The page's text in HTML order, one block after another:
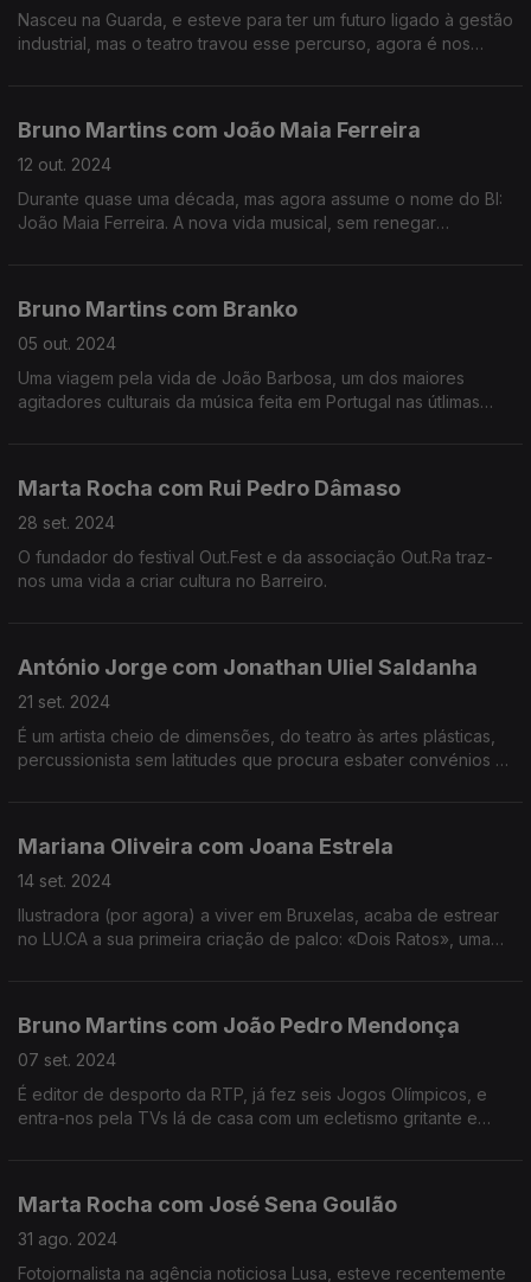
Nasceu na Guarda, e esteve para ter um futuro ligado à gestão
industrial, mas o teatro travou esse percurso, agora é nos
Bruno Martins com João Maia Ferreira
12 out. 2024
Durante quase uma década, mas agora assume o nome do BI:
João Maia Ferreira. A nova vida musical, sem renegar
Bruno Martins com Branko
05 out. 2024
Uma viagem pela vida de João Barbosa, um dos maiores
agitadores culturais da música feita em Portugal nas útlimas
Marta Rocha com Rui Pedro Dâmaso
28 set. 2024
O fundador do festival Out.Fest e da associação Out.Ra traz-
nos uma vida a criar cultura no Barreiro.
António Jorge com Jonathan Uliel Saldanha
21 set. 2024
É um artista cheio de dimensões, do teatro às artes plásticas,
percussionista sem latitudes que procura esbater convénios e
Mariana Oliveira com Joana Estrela
14 set. 2024
Ilustradora (por agora) a viver em Bruxelas, acaba de estrear
no LU.CA a sua primeira criação de palco: «Dois Ratos», uma
Bruno Martins com João Pedro Mendonça
07 set. 2024
É editor de desporto da RTP, já fez seis Jogos Olímpicos, e
entra-nos pela TVs lá de casa com um ecletismo gritante e
Marta Rocha com José Sena Goulão
31 ago. 2024
Fotojornalista na agência noticiosa Lusa, esteve recentemente